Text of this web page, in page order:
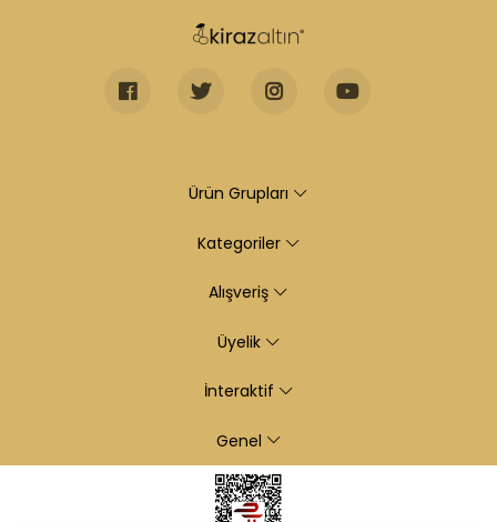
Ürün Grupları
Kategoriler
Alışveriş
Üyelik
İnteraktif
Genel